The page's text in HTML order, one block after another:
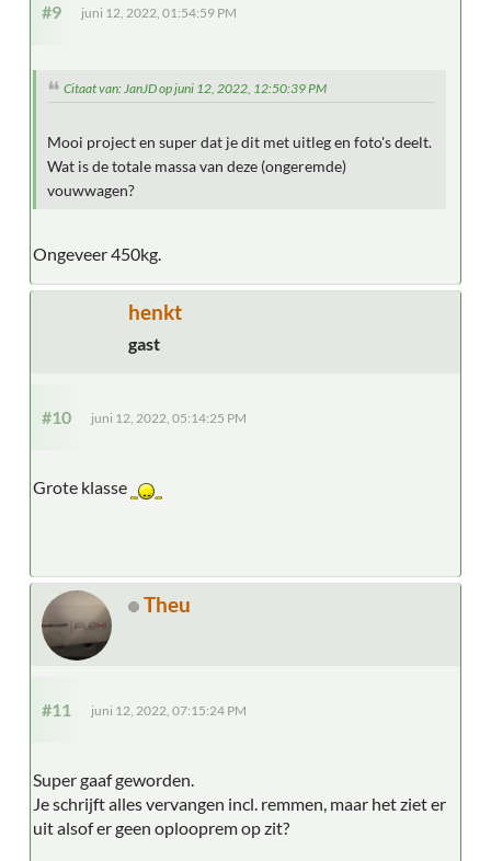
#9 juni 12, 2022, 01:54:59 PM
Citaat van: JanJD op juni 12, 2022, 12:50:39 PM
Mooi project en super dat je dit met uitleg en foto's deelt.
Wat is de totale massa van deze (ongeremde)
vouwwagen?
Ongeveer 450kg.
henkt
gast
#10 juni 12, 2022, 05:14:25 PM
Grote klasse
Theu
#11 juni 12, 2022, 07:15:24 PM
Super gaaf geworden.
Je schrijft alles vervangen incl. remmen, maar het ziet er
uit alsof er geen oplooprem op zit?